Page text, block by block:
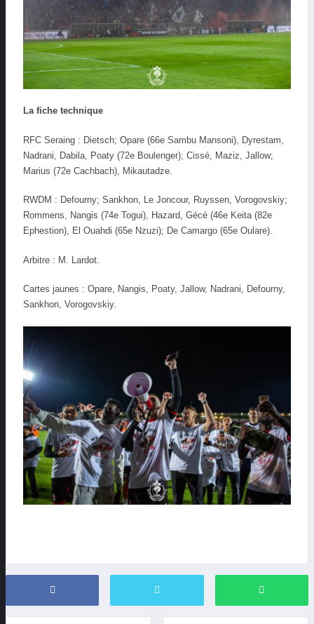
La fiche technique
RFC Seraing : Dietsch; Opare (66e Sambu Mansoni), Dyrestam,
Nadrani, Dabila, Poaty (72e Boulenger); Cissé, Maziz, Jallow;
Marius (72e Cachbach), Mikautadze.
RWDM : Defourny; Sankhon, Le Joncour, Ruyssen, Vorogovskiy;
Rommens, Nangis (74e Togui), Hazard, Gécé (46e Keita (82e
Ephestion), El Ouahdi (65e Nzuzi); De Camargo (65e Oulare).
Arbitre : M. Lardot.
Cartes jaunes : Opare, Nangis, Poaty, Jallow, Nadrani, Defourny,
Sankhon, Vorogovskiy.